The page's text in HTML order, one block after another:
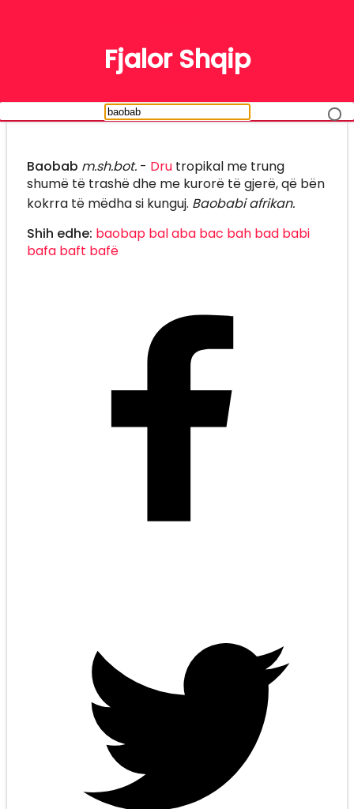
Fjalor Shqip
Baobab m.sh.bot.- Drutropikal me trung
shumë të trashë dhe me kurorë të gjerë, që bën
kokrra të mëdha si kunguj. Baobabi afrikan.
Shih edhe: baobap balaba bac bah bad babi
bafa baft bafë